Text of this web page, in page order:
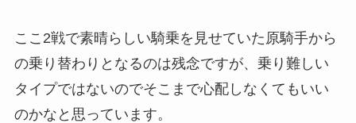
ここ2戦で素晴らしい騎乗を見せていた原騎手から
の乗り替わりとなるのは残念ですが、乗り難しい
タイプではないのでそこまで心配しなくてもいい
のかなと思っています。